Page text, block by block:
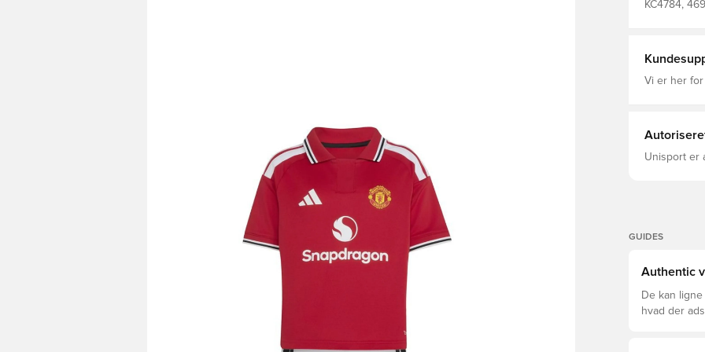
løbesnor,
udsmykket
autentisk
shorts:
Genbrugs) /
Genbrugs)
KC4784,
Vi er her
Unisport er
GUIDES
Authentic
De kan
hvad der